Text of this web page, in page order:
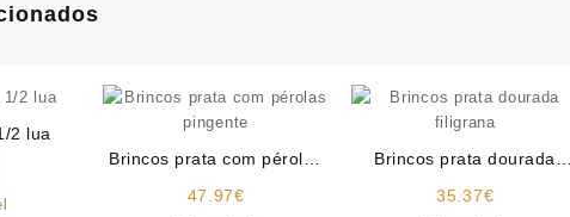
2 lua
Brincos prata com pérolas
47.97€
Brincos prata dourada
35.37€